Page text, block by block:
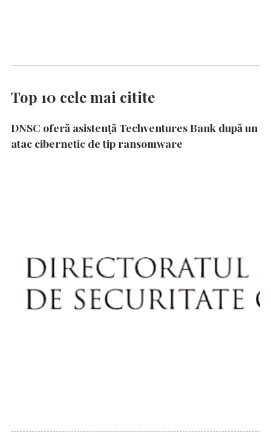
Top 10 cele mai citite
DNSC oferă asistență Techventures Bank după un
atac cibernetic de tip ransomware